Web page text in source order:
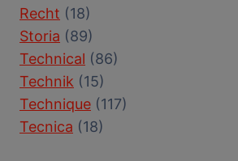
Recht (18)
Storia (89)
Technical (86)
Technik (15)
Technique (117)
Tecnica (18)